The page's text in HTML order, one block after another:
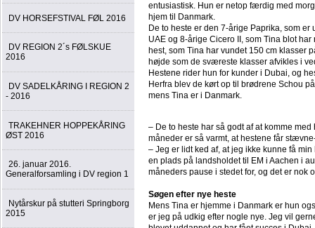
DV HORSEFSTIVAL FØL 2016
DV REGION 2´s FØLSKUE
2016
DV SADELKÅRING I REGION 2
- 2016
TRAKEHNER HOPPEKÅRING
ØST 2016
26. januar 2016.
Generalforsamling i DV region 1
Nytårskur på stutteri Springborg
2015
entusiastisk. Hun er netop færdig med
hjem til Danmark.
De to heste er den 7-årige Paprika, som
UAE og 8-årige Cicero II, som Tina blot
hest, som Tina har vundet 150 cm klasser
højde som de sværeste klasser afvikles i
Hestene rider hun for kunder i Dubai, og
Herfra blev de kørt op til brødrene Schou
mens Tina er i Danmark.
– De to heste har så godt af at komme
måneder er så varmt, at hestene får
– Jeg er lidt ked af, at jeg ikke kunne få
en plads på landsholdet til EM i Aachen i
måneders pause i stedet for, og det er
Søgen efter nye heste
Mens Tina er hjemme i Danmark er hun
er jeg på udkig efter nogle nye. Jeg vil